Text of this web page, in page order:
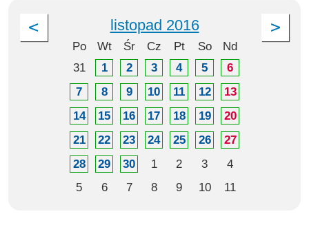
listopad 2016
Po Wt Śr Cz Pt So
Nd
31
1 2 3 4 5
6
7
8 9 10 11 12
13
14
15 16 17 18 19
20
21
22 23 24 25 26
27
28
29 30 1 2 3
4
5
6 7 8 9 10 11